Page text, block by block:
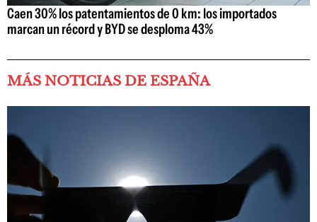
Caen 30% los patentamientos de 0 km: los importados
marcan un récord y BYD se desploma 43%
MÁS NOTICIAS DE ESPAÑA